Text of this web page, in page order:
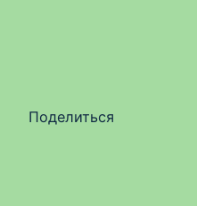
Поделиться